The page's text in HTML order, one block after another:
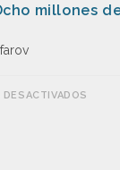
millones